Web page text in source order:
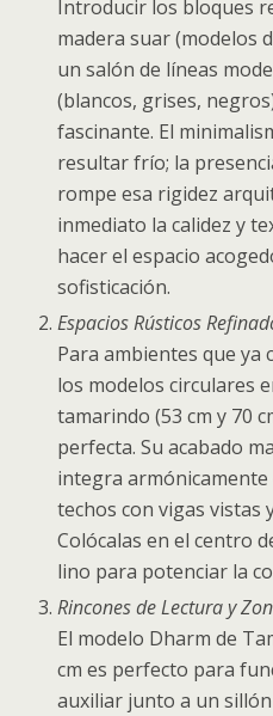
Introducir los bloques
madera suar (modelos
un salón de líneas
(blancos, grises,
fascinante. El
resultar frío; la
rompe esa rigidez
inmediato la calidez y
hacer el espacio
sofisticación.
Espacios Rústicos
Para ambientes que ya
los modelos circulares
tamarindo (53 cm y 70
perfecta. Su acabado
integra
techos con vigas vistas
Colócalas en el centro
lino para potenciar la
Rincones de Lectura y
El modelo Dharm de
cm es perfecto para
auxiliar junto a un